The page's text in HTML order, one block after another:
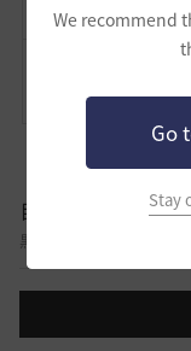
We recommend
Go
Stay
自由掲示板
黒い砂漠に関する様々な